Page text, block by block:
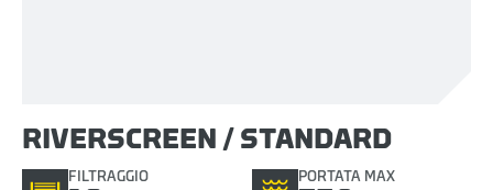
RIVERSCREEN / STANDARD
FILTRAGGIO PORTATA MAX